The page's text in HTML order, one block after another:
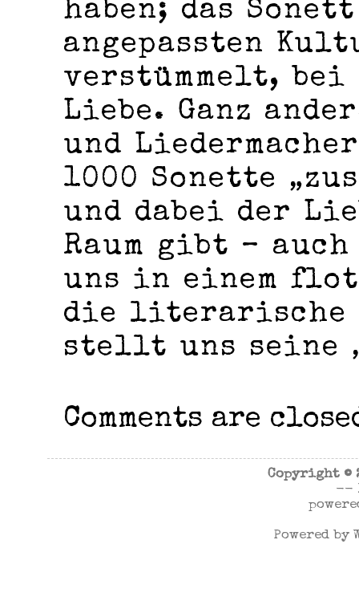
haben; das
angepassten
verstümmelt,
Liebe. Ganz
und
1000 Sonette
und dabei der
Raum gibt –
uns in einem
die literarische
stellt uns seine
Comments are
Copyright ©
--
Powered by